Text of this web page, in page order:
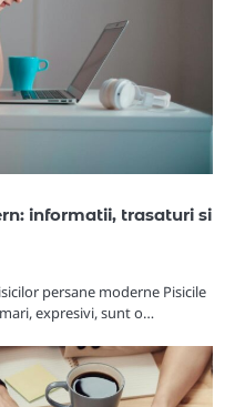
informatii, trasaturi si
persane moderne Pisicile
expresivi, sunt o…